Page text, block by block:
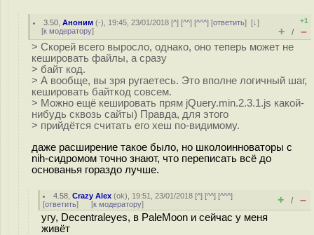
3.50 ,Аноним (-), 19:45, 23/01/2018 [^] [^^] [^^^] [ответить][↓]
[к модератору]
+1
+ / –
> Скорей всего выросло, однако, оно теперь может не
кешировать файлы, а сразу
> байт код.
> А вообще, вы зря ругаетесь. Это вполне логичный шаг,
кешировать байткод совсем.
> Можно ещё кешировать прям jQuery.min.2.3.1.js какой-
нибудь сквозь сайты) Правда, для этого
> прийдётся считать его хеш по-видимому.
даже расширение такое было, но школоинноваторы с
nih-сидромом точно знают, что переписать всё до
основанья гораздо лучше.
4.58 ,Crazy Alex (ok), 19:51, 23/01/2018 [^] [^^] [^^^]
[ответить] [к модератору] + / –
угу, Decentraleyes, в PaleMoon и сейчас у меня
живёт